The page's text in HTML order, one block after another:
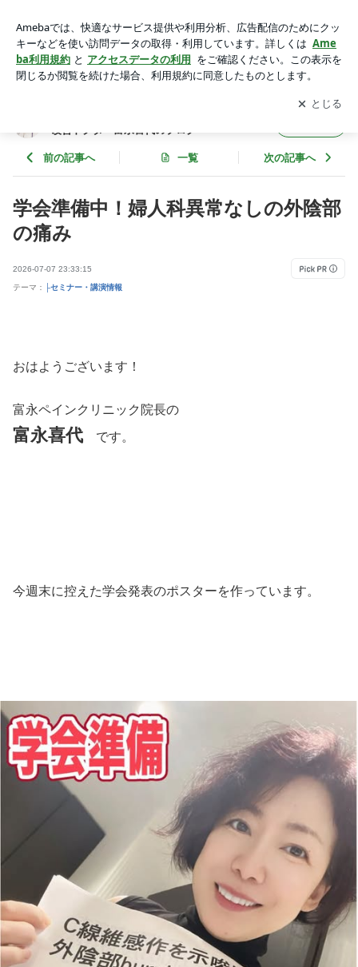
療 | 痛みで苦しまない人生を医学の力で導く痛み改善ドクター
富永喜代のブログ
アプリをダウンロードして ブログの更新通知
を受け取りまし
ょう。
開く
改善ドクター富永喜代のブログ
前の記事へ 一覧 次の記事へ
学会準備中！婦人科異常なしの外陰部
の痛み
2026-07-07 23:33:15
テーマ： ├セミナー・講演情報
おはようございます！
富永ペインクリニック院長の
富永喜代 です。
今週末に控えた学会発表のポスターを作っています。⁣